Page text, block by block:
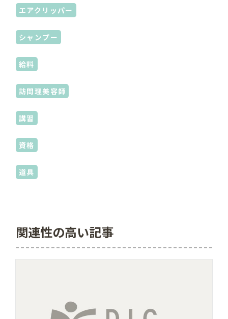
エアクリッパー
シャンプー
給料
訪問理美容師
講習
資格
道具
関連性の高い記事